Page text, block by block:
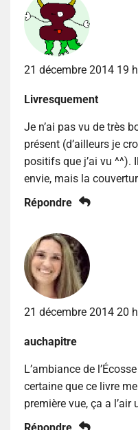
21 décembre 2014 19
Livresquement
Je n’ai pas vu de très
présent (d’ailleurs je
positifs que j’ai vu ^^).
envie, mais la
Répondre
21 décembre 2014 20
auchapitre
L’ambiance de
certaine que ce livre
première vue, ça a l’air